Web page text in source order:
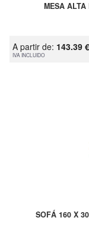
MESA ALTA
A partir de: 143.39 €
IVA INCLUIDO
SOFÁ 160 X